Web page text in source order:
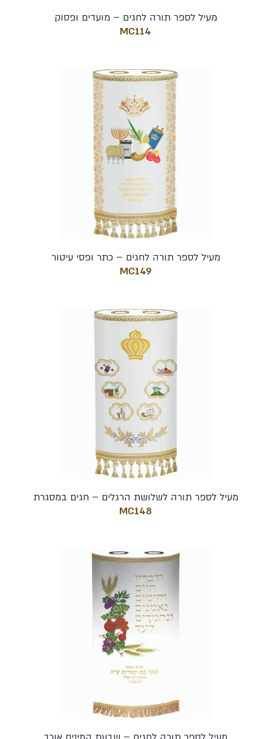
מעיל לספר תורה לחגים – מועדים ופסוק
MC114
מעיל לספר תורה לחגים – כתר ופסי עיטור
MC149
מעיל לספר תורה לשלושת הרגלים – חגים במסגרת
MC148